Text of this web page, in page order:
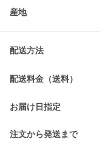
産地
配送方法
配送料金（送料）
お届け日指定
注文から発送まで